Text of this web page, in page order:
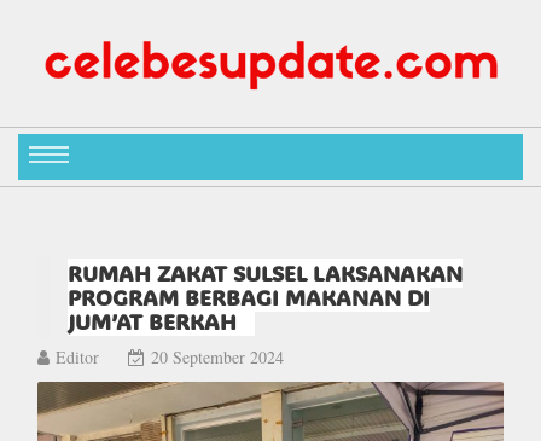
RUMAH ZAKAT SULSEL LAKSANAKAN
PROGRAM BERBAGI MAKANAN DI
JUM’AT BERKAH
Editor 20 September 2024